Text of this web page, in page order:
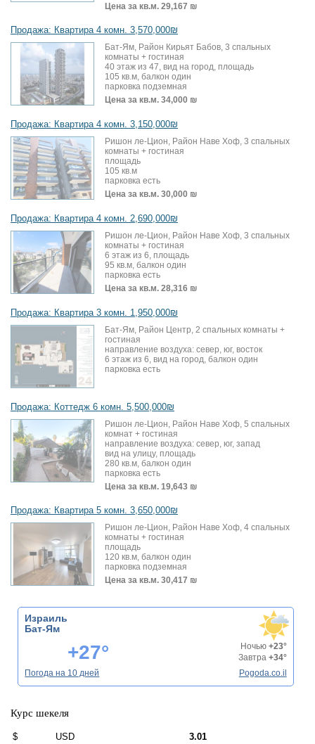
Цена за кв.м. 29,167 ₪
Продажа: Квартира 4 комн. 3,570,000₪
Бат-Ям, Район Кирьят Бабов, 3 спальных
комнаты + гостиная
40 этаж из 47, вид на город, площадь
105 кв.м, балкон один
парковка подземная
Цена за кв.м. 34,000 ₪
Продажа: Квартира 4 комн. 3,150,000₪
Ришон ле-Цион, Район Наве Хоф, 3 спальных
комнаты + гостиная
площадь
105 кв.м
парковка есть
Цена за кв.м. 30,000 ₪
Продажа: Квартира 4 комн. 2,690,000₪
Ришон ле-Цион, Район Наве Хоф, 3 спальных
комнаты + гостиная
6 этаж из 6, площадь
95 кв.м, балкон один
парковка есть
Цена за кв.м. 28,316 ₪
Продажа: Квартира 3 комн. 1,950,000₪
Бат-Ям, Район Центр, 2 спальных комнаты +
гостиная
направление воздуха: север, юг, восток
6 этаж из 6, вид на город, балкон один
парковка есть
Продажа: Коттедж 6 комн. 5,500,000₪
Ришон ле-Цион, Район Наве Хоф, 5 спальных
комнат + гостиная
направление воздуха: север, юг, запад
вид на улицу, площадь
280 кв.м, балкон один
парковка есть
Цена за кв.м. 19,643 ₪
Продажа: Квартира 5 комн. 3,650,000₪
Ришон ле-Цион, Район Наве Хоф, 4 спальных
комнаты + гостиная
площадь
120 кв.м, балкон один
парковка подземная
Цена за кв.м. 30,417 ₪
Израиль
Бат-Ям
+27° Ночью +23°
Завтра +34°
Погода на 10 дней
Pogoda.co.il
Курс шекеля
$ USD 3.01